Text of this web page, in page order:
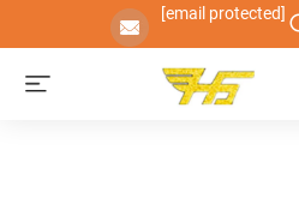
[email protected]